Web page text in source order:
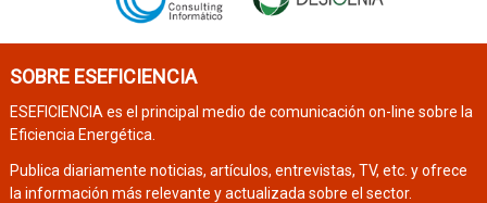
SOBRE ESEFICIENCIA
ESEFICIENCIA es el principal medio de comunicación on-line sobre la
Eficiencia Energética.
Publica diariamente noticias, artículos, entrevistas, TV, etc. y ofrece
la información más relevante y actualizada sobre el sector.